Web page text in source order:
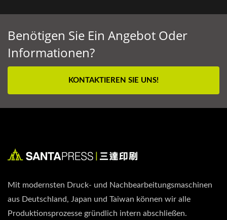
Benötigen Sie Ein Angebot Oder
Informationen?
KONTAKTIEREN SIE UNS!
Mit modernsten Druck- und Nachbearbeitungsmaschinen
aus Deutschland, Japan und Taiwan können wir alle
Produktionsprozesse gründlich intern abschließen.